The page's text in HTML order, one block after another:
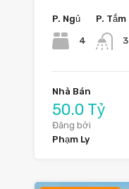
P. Ngủ
4
P. Tắm
3
Nhà Bán
50.0 Tỷ
Đăng bởi
Phạm Ly